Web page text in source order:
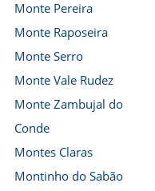
Monte Pereira
Monte Raposeira
Monte Serro
Monte Vale Rudez
Monte Zambujal do
Conde
Montes Claras
Montinho do Sabão